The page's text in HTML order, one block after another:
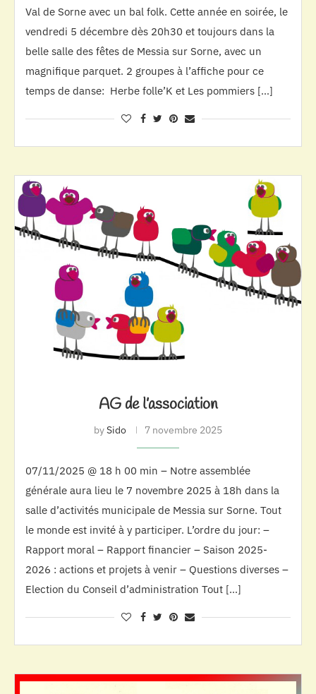
Val de Sorne avec un bal folk. Cette année en soirée, le
vendredi 5 décembre dès 20h30 et toujours dans la
belle salle des fêtes de Messia sur Sorne, avec un
magnifique parquet. 2 groupes à l’affiche pour ce
temps de danse: Herbe folle’K et Les pommiers […]
AG de l’association
bySido 7 novembre 2025
07/11/2025 @ 18 h 00 min – Notre assemblée
générale aura lieu le 7 novembre 2025 à 18h dans la
salle d’activités municipale de Messia sur Sorne. Tout
le monde est invité à y participer. L’ordre du jour: –
Rapport moral – Rapport financier – Saison 2025-
2026 : actions et projets à venir – Questions diverses –
Election du Conseil d’administration Tout […]